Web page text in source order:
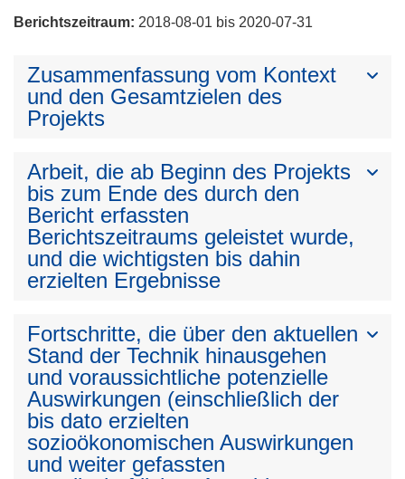
Berichtszeitraum: 2018-08-01 bis 2020-07-31
Zusammenfassung vom Kontext
und den Gesamtzielen des
Projekts
Arbeit, die ab Beginn des Projekts
bis zum Ende des durch den
Bericht erfassten
Berichtszeitraums geleistet wurde,
und die wichtigsten bis dahin
erzielten Ergebnisse
Fortschritte, die über den aktuellen
Stand der Technik hinausgehen
und voraussichtliche potenzielle
Auswirkungen (einschließlich der
bis dato erzielten
sozioökonomischen Auswirkungen
und weiter gefassten